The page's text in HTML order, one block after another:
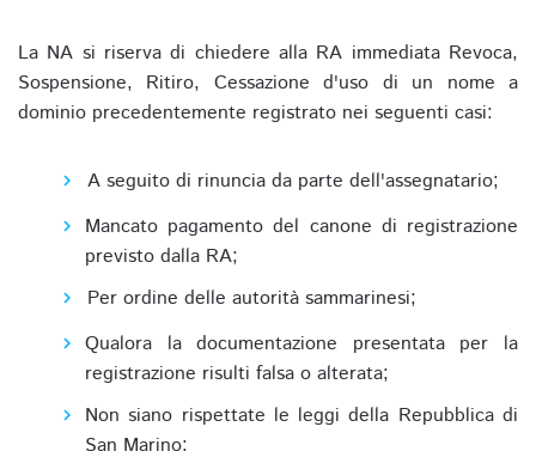
La NA si riserva di chiedere alla RA immediata Revoca,
Sospensione, Ritiro, Cessazione d'uso di un nome a
dominio precedentemente registrato nei seguenti casi:
A seguito di rinuncia da parte dell'assegnatario;
Mancato pagamento del canone di registrazione
previsto dalla RA;
Per ordine delle autorità sammarinesi;
Qualora la documentazione presentata per la
registrazione risulti falsa o alterata;
Non siano rispettate le leggi della Repubblica di